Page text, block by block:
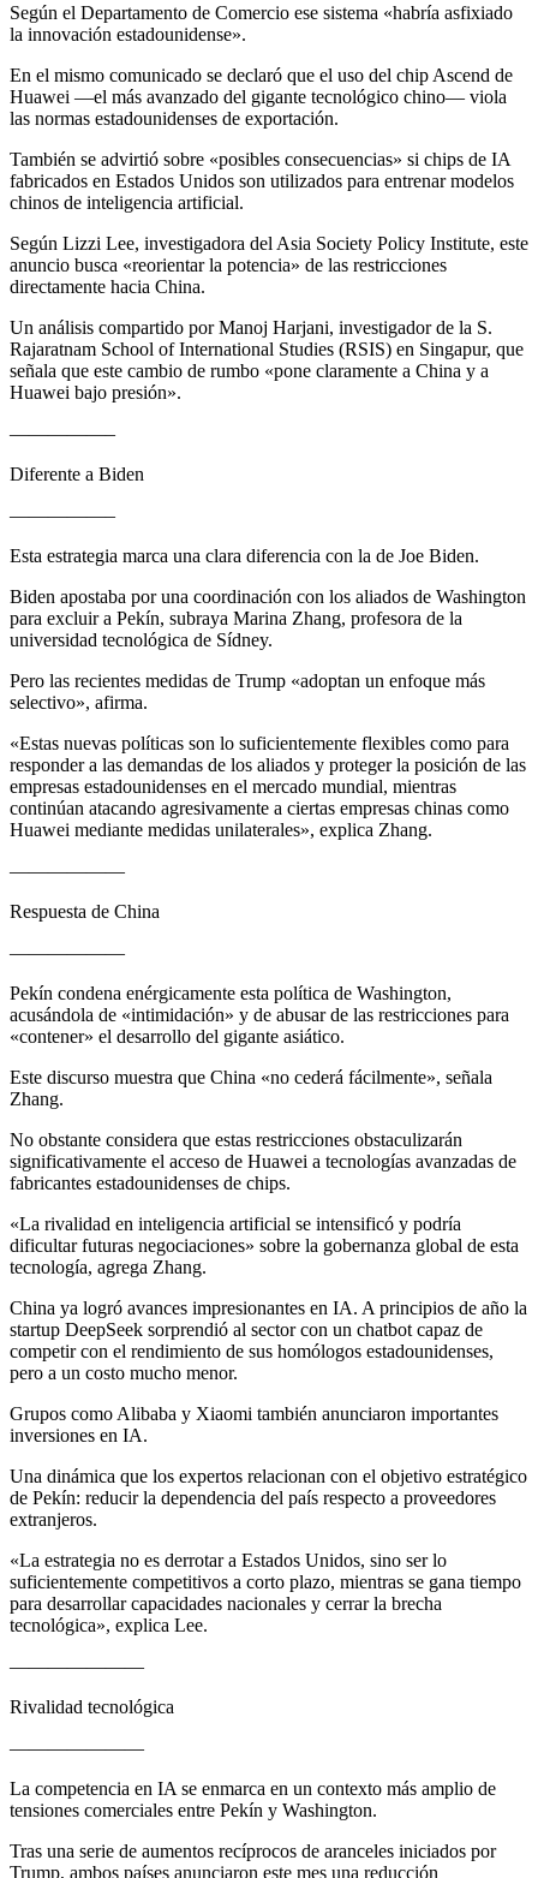
Según el Departamento de Comercio ese sistema «habría asfixiado
la innovación estadounidense».
En el mismo comunicado se declaró que el uso del chip Ascend de
Huawei —el más avanzado del gigante tecnológico chino— viola
las normas estadounidenses de exportación.
También se advirtió sobre «posibles consecuencias» si chips de IA
fabricados en Estados Unidos son utilizados para entrenar modelos
chinos de inteligencia artificial.
Según Lizzi Lee, investigadora del Asia Society Policy Institute, este
anuncio busca «reorientar la potencia» de las restricciones
directamente hacia China.
Un análisis compartido por Manoj Harjani, investigador de la S.
Rajaratnam School of International Studies (RSIS) en Singapur, que
señala que este cambio de rumbo «pone claramente a China y a
Huawei bajo presión».
—————–
Diferente a Biden
—————–
Esta estrategia marca una clara diferencia con la de Joe Biden.
Biden apostaba por una coordinación con los aliados de Washington
para excluir a Pekín, subraya Marina Zhang, profesora de la
universidad tecnológica de Sídney.
Pero las recientes medidas de Trump «adoptan un enfoque más
selectivo», afirma.
«Estas nuevas políticas son lo suficientemente flexibles como para
responder a las demandas de los aliados y proteger la posición de las
empresas estadounidenses en el mercado mundial, mientras
continúan atacando agresivamente a ciertas empresas chinas como
Huawei mediante medidas unilaterales», explica Zhang.
——————
Respuesta de China
——————
Pekín condena enérgicamente esta política de Washington,
acusándola de «intimidación» y de abusar de las restricciones para
«contener» el desarrollo del gigante asiático.
Este discurso muestra que China «no cederá fácilmente», señala
Zhang.
No obstante considera que estas restricciones obstaculizarán
significativamente el acceso de Huawei a tecnologías avanzadas de
fabricantes estadounidenses de chips.
«La rivalidad en inteligencia artificial se intensificó y podría
dificultar futuras negociaciones» sobre la gobernanza global de esta
tecnología, agrega Zhang.
China ya logró avances impresionantes en IA. A principios de año la
startup DeepSeek sorprendió al sector con un chatbot capaz de
competir con el rendimiento de sus homólogos estadounidenses,
pero a un costo mucho menor.
Grupos como Alibaba y Xiaomi también anunciaron importantes
inversiones en IA.
Una dinámica que los expertos relacionan con el objetivo estratégico
de Pekín: reducir la dependencia del país respecto a proveedores
extranjeros.
«La estrategia no es derrotar a Estados Unidos, sino ser lo
suficientemente competitivos a corto plazo, mientras se gana tiempo
para desarrollar capacidades nacionales y cerrar la brecha
tecnológica», explica Lee.
———————
Rivalidad tecnológica
———————
La competencia en IA se enmarca en un contexto más amplio de
tensiones comerciales entre Pekín y Washington.
Tras una serie de aumentos recíprocos de aranceles iniciados por
Trump, ambos países anunciaron este mes una reducción